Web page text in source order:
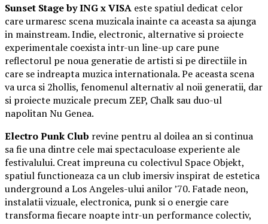
Sunset Stage by ING x VISA este spatiul dedicat celor
care urmaresc scena muzicala inainte ca aceasta sa ajunga
in mainstream. Indie, electronic, alternative si proiecte
experimentale coexista intr-un line-up care pune
reflectorul pe noua generatie de artisti si pe directiile in
care se indreapta muzica internationala. Pe aceasta scena
va urca si 2hollis, fenomenul alternativ al noii generatii, dar
si proiecte muzicale precum ZEP, Chalk sau duo-ul
napolitan Nu Genea.
Electro Punk Club revine pentru al doilea an si continua
sa fie una dintre cele mai spectaculoase experiente ale
festivalului. Creat impreuna cu colectivul Space Objekt,
spatiul functioneaza ca un club imersiv inspirat de estetica
underground a Los Angeles-ului anilor ’70. Fatade neon,
instalatii vizuale, electronica, punk si o energie care
transforma fiecare noapte intr-un performance colectiv,